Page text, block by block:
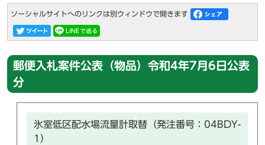
ソーシャルサイトへのリンクは別ウィンドウで開きます
郵便入札案件公表（物品）令和4年7月6日公表
分
氷室低区配水場流量計取替（発注番号：04BDY-
1）